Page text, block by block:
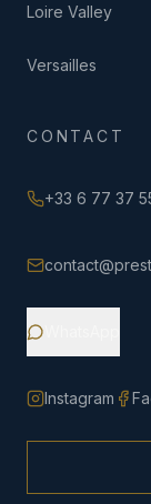
Loire Valley
Versailles
CONTACT
+33 6 77 37
Instagram